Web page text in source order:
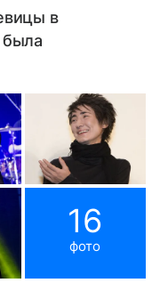
в
16
фото